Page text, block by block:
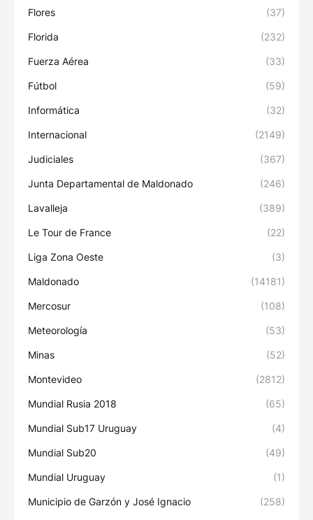
Flores (37)
Florida (232)
Fuerza Aérea (33)
Fútbol (59)
Informática (32)
Internacional (2149)
Judiciales (367)
Junta Departamental de Maldonado (246)
Lavalleja (389)
Le Tour de France (22)
Liga Zona Oeste (3)
Maldonado (14181)
Mercosur (108)
Meteorología (53)
Minas (52)
Montevideo (2812)
Mundial Rusia 2018 (65)
Mundial Sub17 Uruguay (4)
Mundial Sub20 (49)
Mundial Uruguay (1)
Municipio de Garzón y José Ignacio (258)